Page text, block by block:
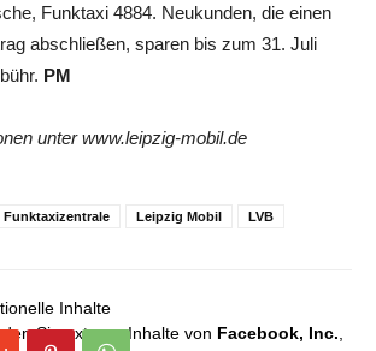
Funktaxi 4884. Neukunden, die einen
abschließen, sparen bis zum 31. Juli
PM
unter www.leipzig-mobil.de
Funktaxizentrale Leipzig Mobil LVB
Inhalte
Sie externe Inhalte von Facebook, Inc.